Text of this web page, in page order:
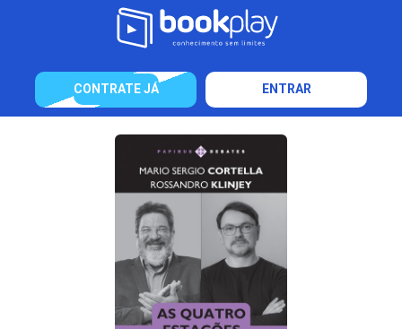
CONTRATE JÁ ENTRAR